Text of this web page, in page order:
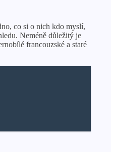
co si o nich kdo myslí,
Neméně důležitý je
francouzské a staré